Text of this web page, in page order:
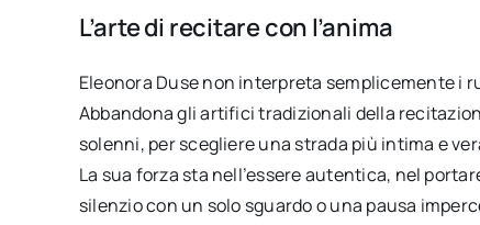
L’arte di recitare con l’anima
Eleonora Duse non interpreta semplicemente i
Abbandona gli artifici tradizionali della
solenni, per scegliere una strada più intima e
La sua forza sta nell’essere autentica, nel
silenzio con un solo sguardo o una pausa